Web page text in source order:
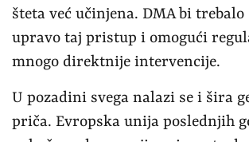
šteta već učinjena. DMA bi
upravo taj pristup i omogući
mnogo direktnije intervencije.
U pozadini svega nalazi se i šira
priča. Evropska unija poslednjih